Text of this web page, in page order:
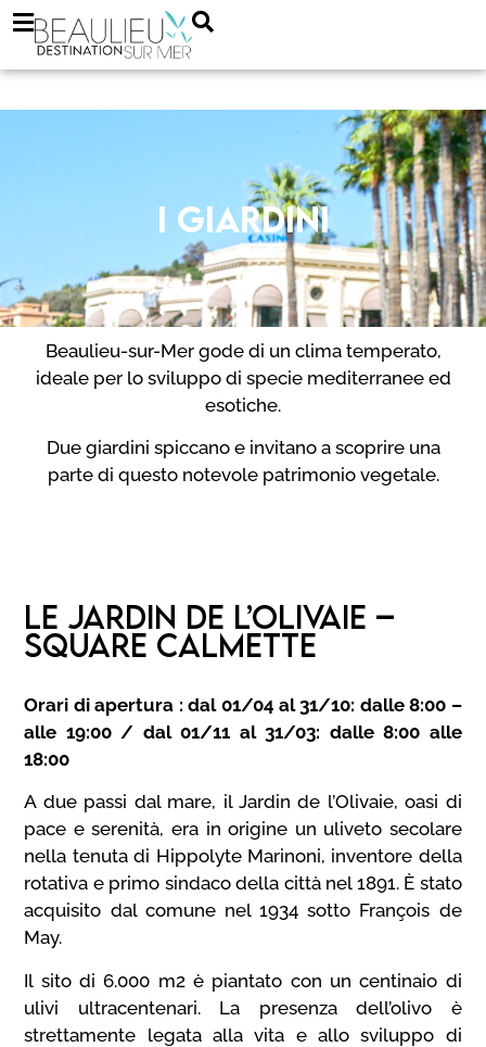
I giardini
Beaulieu-sur-Mer gode di un clima temperato,
ideale per lo sviluppo di specie mediterranee ed
esotiche.
Due giardini spiccano e invitano a scoprire una
parte di questo notevole patrimonio vegetale.
LE JARDIN DE L’OLIVAIE –
SQUARE CALMETTE
Orari di apertura :dal 01/04 al 31/10: dalle 8:00 –
alle 19:00 / dal 01/11 al 31/03: dalle 8:00 alle
18:00
A due passi dal mare, il Jardin de l’Olivaie, oasi di
pace e serenità, era in origine un uliveto secolare
nella tenuta di Hippolyte Marinoni, inventore della
rotativa e primo sindaco della città nel 1891. È stato
acquisito dal comune nel 1934 sotto François de
May.
Il sito di 6.000 m2 è piantato con un centinaio di
ulivi ultracentenari. La presenza dell’olivo è
strettamente legata alla vita e allo sviluppo di